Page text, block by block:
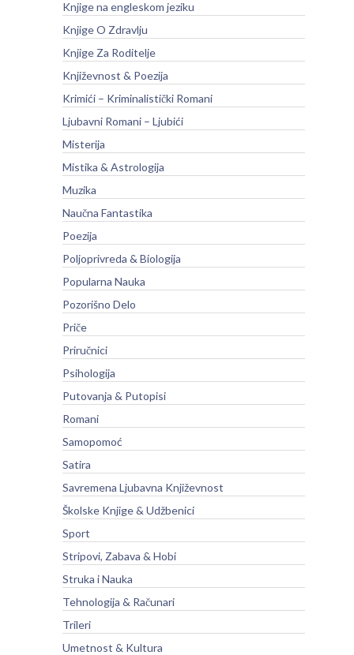
Knjige na engleskom jeziku
Knjige O Zdravlju
Knjige Za Roditelje
Književnost & Poezija
Krimići – Kriminalistički Romani
Ljubavni Romani – Ljubići
Misterija
Mistika & Astrologija
Muzika
Naučna Fantastika
Poezija
Poljoprivreda & Biologija
Popularna Nauka
Pozorišno Delo
Priče
Priručnici
Psihologija
Putovanja & Putopisi
Romani
Samopomoć
Satira
Savremena Ljubavna Književnost
Školske Knjige & Udžbenici
Sport
Stripovi, Zabava & Hobi
Struka i Nauka
Tehnologija & Računari
Trileri
Umetnost & Kultura